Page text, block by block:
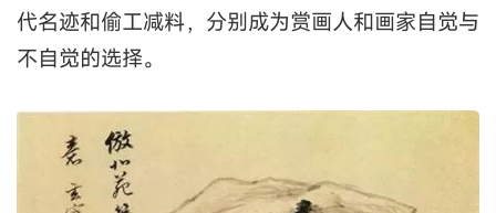
代名迹和偷工减料，分别成为赏画人和画家自觉与
不自觉的选择。